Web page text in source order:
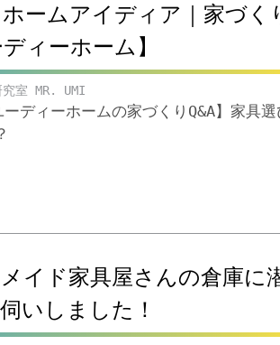
ームアイディア｜家づく
ィーホーム】
究室 MR. UMI
ディーホームの家づくりQ&A】家具選
イド家具屋さんの倉庫に
いしました！